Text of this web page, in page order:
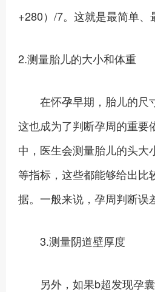
+280）/7。这就是最简单、
2.测量胎儿的大小和体重
在怀孕早期，胎儿的尺
这也成为了判断孕周的重要
中，医生会测量胎儿的头大
等指标，这些都能够给出比
据。一般来说，孕周判断误
3.测量阴道壁厚度
另外，如果b超发现孕囊